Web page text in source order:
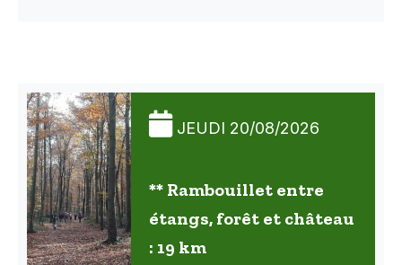
JEUDI 20/08/2026
** Rambouillet entre
étangs, forêt et château
: 19 km